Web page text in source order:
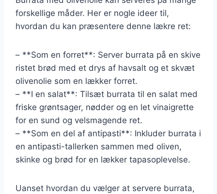
forskellige måder. Her er nogle ideer til,
hvordan du kan præsentere denne lækre ret:
– **Som en forret**: Server burrata på en skive
ristet brød med et drys af havsalt og et skvæt
olivenolie som en lækker forret.
– **I en salat**: Tilsæt burrata til en salat med
friske grøntsager, nødder og en let vinaigrette
for en sund og velsmagende ret.
– **Som en del af antipasti**: Inkluder burrata i
en antipasti-tallerken sammen med oliven,
skinke og brød for en lækker tapasoplevelse.
Uanset hvordan du vælger at servere burrata,